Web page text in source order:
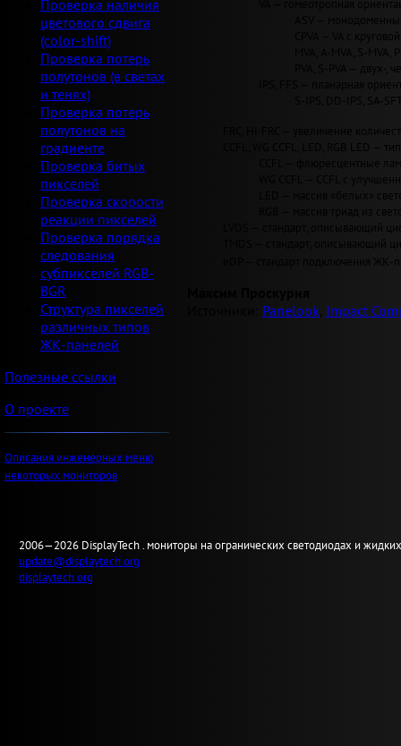
Проверка наличия
цветового сдвига
(color-shift)
Проверка потерь
полутонов (в светах
и тенях)
Проверка потерь
полутонов на
градиенте
Проверка битых
пикселей
Проверка скорости
реакции пикселей
Проверка порядка
следования
субпикселей RGB-
BGR
Структура пикселей
различных типов
ЖК-панелей
Полезные ссылки
О проекте
Описания инженерных меню
некоторых мониторов
VA — гомеотропная
ASV —
CPVA — VA с
MVA, A-MVA, S-
PVA, S-PVA — двух-
IPS, FFS — планарная
S-IPS, DD-IPS, SA-
FRC, Hi-FRC — увеличение
CCFL, WG CCFL, LED, RGB LED
CCFL — флюресцентные
WG CCFL — CCFL с
LED — массив «белых»
RGB — массив триад из
LVDS — стандарт, описывающий
TMDS — стандарт, описывающий
eDP — стандарт подключения
Panelook Impact
2006—2026 DisplayTech . мониторы на огранических светодиодах и
update@displaytech.org
displaytech.org